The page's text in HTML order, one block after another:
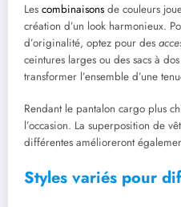
Les combinaisons de couleurs
création d’un look harmonieux.
d’originalité, optez pour des
ceintures larges ou des sacs à
transformer l’ensemble d’une
Rendant le pantalon cargo plus
l’occasion. La superposition de
différentes amélioreront
Styles variés pour